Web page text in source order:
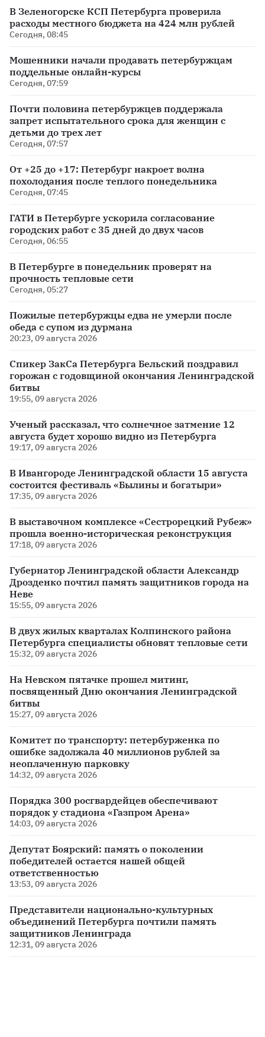
В Зеленогорске КСП Петербурга проверила
расходы местного бюджета на 424 млн рублей
Сегодня, 08:45
Мошенники начали продавать петербуржцам
поддельные онлайн-курсы
Сегодня, 07:59
Почти половина петербуржцев поддержала
запрет испытательного срока для женщин с
детьми до трех лет
Сегодня, 07:57
От +25 до +17: Петербург накроет волна
похолодания после теплого понедельника
Сегодня, 07:45
ГАТИ в Петербурге ускорила согласование
городских работ с 35 дней до двух часов
Сегодня, 06:55
В Петербурге в понедельник проверят на
прочность тепловые сети
Сегодня, 05:27
Пожилые петербуржцы едва не умерли после
обеда с супом из дурмана
20:23, 09 августа 2026
Спикер ЗакСа Петербурга Бельский поздравил
горожан с годовщиной окончания Ленинградской
битвы
19:55, 09 августа 2026
Ученый рассказал, что солнечное затмение 12
августа будет хорошо видно из Петербурга
19:17, 09 августа 2026
В Ивангороде Ленинградской области 15 августа
состоится фестиваль «Былины и богатыри»
17:35, 09 августа 2026
В выставочном комплексе «Сестрорецкий Рубеж»
прошла военно-историческая реконструкция
17:18, 09 августа 2026
Губернатор Ленинградской области Александр
Дрозденко почтил память защитников города на
Неве
15:55, 09 августа 2026
В двух жилых кварталах Колпинского района
Петербурга специалисты обновят тепловые сети
15:32, 09 августа 2026
На Невском пятачке прошел митинг,
посвященный Дню окончания Ленинградской
битвы
15:27, 09 августа 2026
Комитет по транспорту: петербурженка по
ошибке задолжала 40 миллионов рублей за
неоплаченную парковку
14:32, 09 августа 2026
Порядка 300 росгвардейцев обеспечивают
порядок у стадиона «Газпром Арена»
14:03, 09 августа 2026
Депутат Боярский: память о поколении
победителей остается нашей общей
ответственностью
13:53, 09 августа 2026
Представители национально-культурных
объединений Петербурга почтили память
защитников Ленинграда
12:31, 09 августа 2026